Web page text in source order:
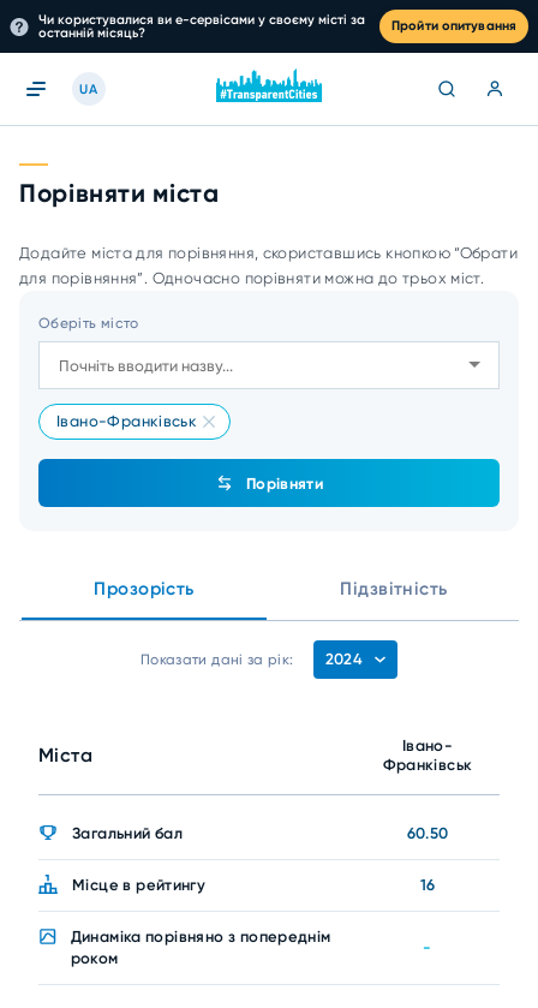
Чи користувалися ви е-сервісами у своєму місті за
останній місяць?
Пройти опитування
UA
Порівняти міста
Додайте міста для порівняння, скориставшись кнопкою “Обрати
для порівняння”. Одночасно порівняти можна до трьох міст.
Оберіть місто
Івано-Франківськ
Порівняти
Прозорість Підзвітність
Показати дані за рік: 2024
Міста
Івано-
Франківськ
Загальний бал 60.50
Місце в рейтингу 16
Динаміка порівняно з попереднім
роком
-